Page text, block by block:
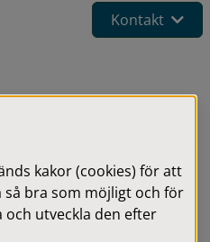
Kontakt
folköl så behöver du
i ett
pdf, 108.4 kB.
kakor (cookies) för att
bra som möjligt och för
utveckla den efter